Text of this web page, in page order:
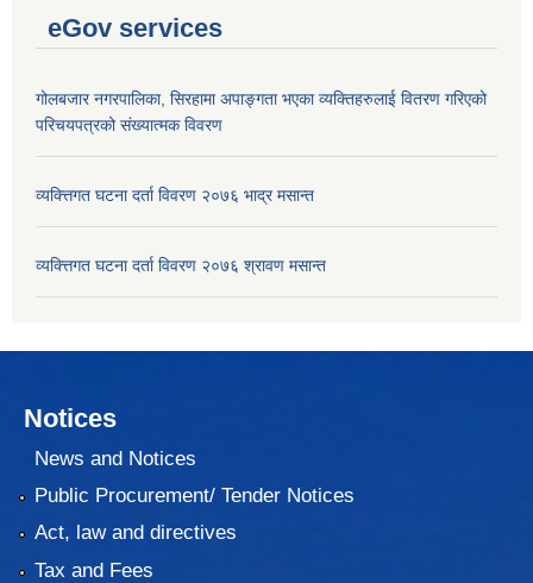
eGov services
गोलबजार नगरपालिका, सिरहामा अपाङ्गता भएका व्यक्तिहरुलाई वितरण गरिएको
परिचयपत्रको संख्यात्मक विवरण
व्यक्त्तिगत घटना दर्ता विवरण २०७६ भाद्र मसान्त
व्यक्त्तिगत घटना दर्ता विवरण २०७६ श्रावण मसान्त
Notices
News and Notices
Public Procurement/ Tender Notices
Act, law and directives
Tax and Fees